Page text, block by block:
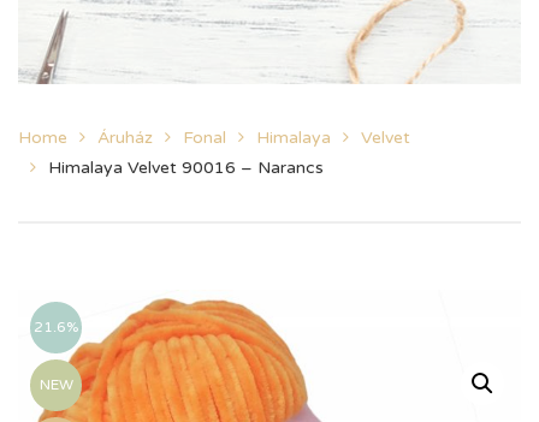
Home Áruház Fonal Himalaya
Velvet
Himalaya Velvet 90016 – Narancs
21.6%
NEW